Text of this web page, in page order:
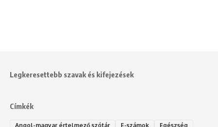
Legkeresettebb szavak és kifejezések
Címkék
Angol-magyar értelmező szótár E-számok
Egészség